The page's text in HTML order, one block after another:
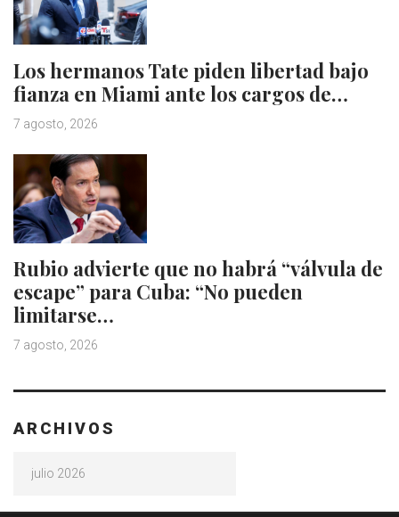
Los hermanos Tate piden libertad bajo
fianza en Miami ante los cargos de…
7 agosto, 2026
Rubio advierte que no habrá “válvula de
escape” para Cuba: “No pueden
limitarse…
7 agosto, 2026
ARCHIVOS